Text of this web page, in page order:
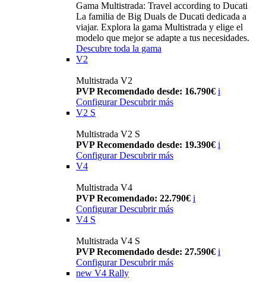
Gama Multistrada: Travel according to Ducati
La familia de Big Duals de Ducati dedicada a
viajar. Explora la gama Multistrada y elige el
modelo que mejor se adapte a tus necesidades.
Descubre toda la gama
V2
Multistrada V2
PVP Recomendado desde: 16.790€ i
Configurar Descubrir más
V2 S
Multistrada V2 S
PVP Recomendado desde: 19.390€ i
Configurar Descubrir más
V4
Multistrada V4
PVP Recomendado: 22.790€ i
Configurar Descubrir más
V4 S
Multistrada V4 S
PVP Recomendado desde: 27.590€ i
Configurar Descubrir más
new V4 Rally